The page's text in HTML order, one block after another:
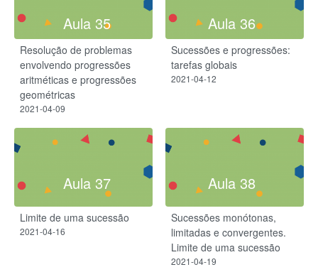
Aula 35
Resolução de problemas
envolvendo progressões
aritméticas e progressões
geométricas
2021-04-09
Aula 36
Sucessões e progressões:
tarefas globais
2021-04-12
Aula 37
Limite de uma sucessão
2021-04-16
Aula 38
Sucessões monótonas,
limitadas e convergentes.
Limite de uma sucessão
2021-04-19